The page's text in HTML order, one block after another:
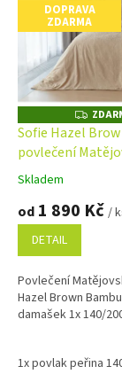
DOPRAVA
ZDARMA
Z
D
A
R
Sofie Hazel
povlečení
Průměrné
produktu
5,0
5
hvězdiček.
Skladem
od 1 890 Kč /
DETAIL
Povlečení
Hazel Brown
damašek 1x 140/
1x povlak peřina